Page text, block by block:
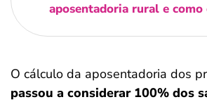
aposentadoria rural e como
O cálculo da aposentadoria dos
passou a considerar 100% dos